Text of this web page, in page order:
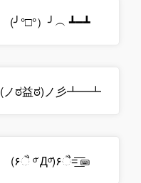
(╯°□°）╯︵ ┻━┻
(ノಠ益ಠ)ノ彡┻━┻
(۶ૈ ᵒ̌ Дᵒ̌)۶ૈ=͟͟͞͞ ⌨